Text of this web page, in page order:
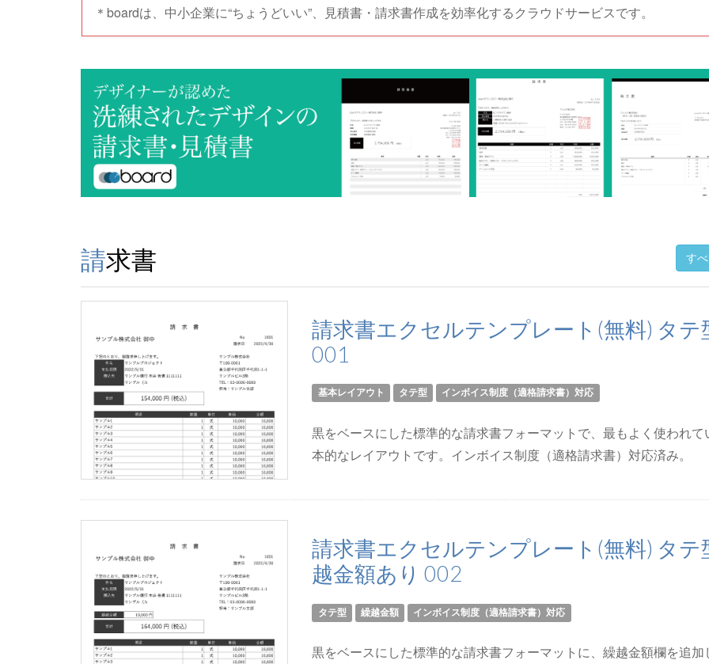
＊boardは、中小企業に“ちょうどいい”、見積書・請求書作成を効率化するクラウドサービスです。
請求書 す
請求書エクセルテンプレート(無料) タテ
001
基本レイアウト タテ型 インボイス制度（適格請求書）対応
黒をベースにした標準的な請求書フォーマットで、最もよく使われて
本的なレイアウトです。インボイス制度（適格請求書）対応済み。
請求書エクセルテンプレート(無料) タテ
越金額あり 002
タテ型 繰越金額 インボイス制度（適格請求書）対応
黒をベースにした標準的な請求書フォーマットに、繰越金額欄を追加